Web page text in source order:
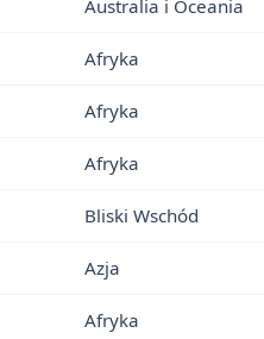
Australia i Oceania
Afryka
Afryka
Afryka
Bliski Wschód
Azja
Afryka